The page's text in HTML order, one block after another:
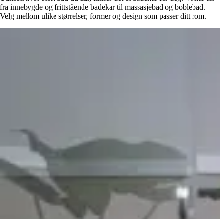
fra innebygde og frittstående badekar til massasjebad og boblebad.
Velg mellom ulike størrelser, former og design som passer ditt rom.